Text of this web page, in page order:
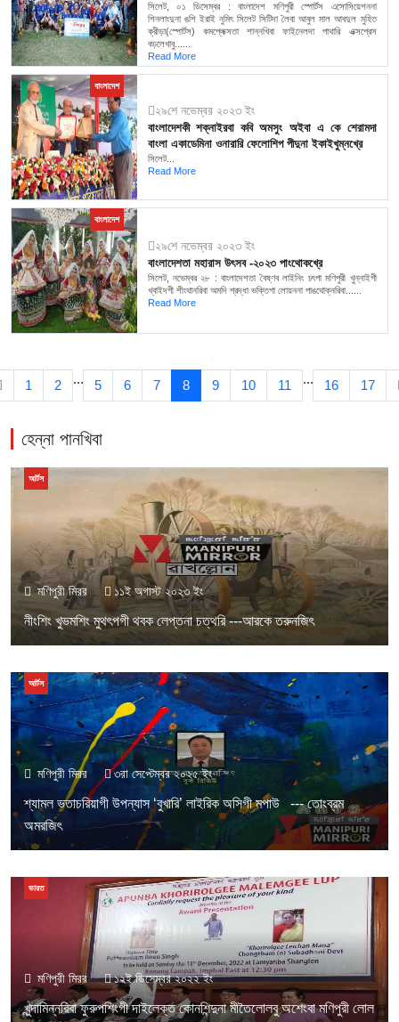
সিলেট, ০১ ডিসেম্বর : বাংলাদেশ মণিপুরী স্পোর্টস এসোসিয়েশননা
শিনলাংদুনা ঙশি ইরাই নুমিৎ সিলেট সিটিদা লৈবা আবুল মাল আবদুল মুহিত
ক্রীড়া(স্পোর্টস) কমপ্লেক্সতা শান্নখিবা ফাইনেলদা পাথারি এক্সপ্রেস
বড়লেখাবু......
Read More
বাংলাদেশ
২৯শে নভেম্বর ২০২৩ ইং
বাংলাদেশকী শক্নাইরবা কবি অমসুং অইবা এ কে শেরামদা
বাংলা একাডেমিনা ওনারারি ফেলোশিপ পীদুনা ইকাইখুম্নখ্রে
সিলেট...
Read More
বাংলাদেশ
২৯শে নভেম্বর ২০২৩ ইং
বাংলাদেশতা মহারাস উৎসব -২০২৩ পাংথোকখ্রে
সিলেট, নভেম্বর ২৮ : বাংলাদেশতা বৈষ্ণব লাইনিং চৎপা মণিপুরী খুন্নাইগী
খ্বাইদগী শীংথানরিবা অমদি শ্রদ্ধা ভক্তিগা লোয়ননা পাঙথোক্নরিবা......
Read More
1 2 ... 5 6 7 8 9 10 11 ... 16 17
হেন্না পানখিবা
মণিপুরী মিরর ১১ই অগাস্ট ২০২৩ ইং
নীংশিং খুভমশিং মুথৎপগী থবক লেপ্তনা চত্থরি ---আরকে তরুনজিৎ
আর্টস
মণিপুরী মিরর ৩রা সেপ্টেম্বর ২০২৫ ইং
শ্যামল ভতাচরিয়াগী উপন্যাস ‘বুখারি’ লাইরিক অসিগী মপাউ --- তোংব্রম
অমরজিৎ
আর্টস
মণিপুরী মিরর ১২ই ডিসেম্বর ২০২২ ইং
খুন্দামিন্নরিবা ফুরুপশিংগী দাইলেক্ত কোনশিন্দুনা মীতৈলোলবু অশেংবা মণিপুরী লোল
ভারত